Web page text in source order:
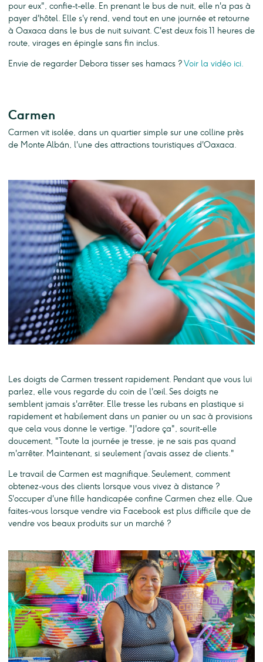
pour eux", confie-t-elle. En prenant le bus de nuit, elle n'a pas à
payer d'hôtel. Elle s'y rend, vend tout en une journée et retourne
à Oaxaca dans le bus de nuit suivant. C'est deux fois 11 heures de
route, virages en épingle sans fin inclus.
Envie de regarder Debora tisser ses hamacs ?Voir la vidéo ici.
Carmen
Carmen vit isolée, dans un quartier simple sur une colline près
de Monte Albán, l'une des attractions touristiques d'Oaxaca.
Les doigts de Carmen tressent rapidement. Pendant que vous lui
parlez, elle vous regarde du coin de l'œil. Ses doigts ne
semblent jamais s'arrêter. Elle tresse les rubans en plastique si
rapidement et habilement dans un panier ou un sac à provisions
que cela vous donne le vertige. "J'adore ça", sourit-elle
doucement, "Toute la journée je tresse, je ne sais pas quand
m'arrêter. Maintenant, si seulement j'avais assez de clients."
Le travail de Carmen est magnifique. Seulement, comment
obtenez-vous des clients lorsque vous vivez à distance ?
S'occuper d'une fille handicapée confine Carmen chez elle. Que
faites-vous lorsque vendre via Facebook est plus difficile que de
vendre vos beaux produits sur un marché ?